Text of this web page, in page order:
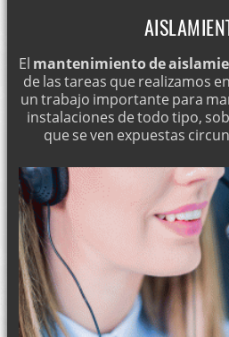
El mantenimiento de
de las tareas que realizamos en
un trabajo importante para
instalaciones de todo tipo,
que se ven expuestas